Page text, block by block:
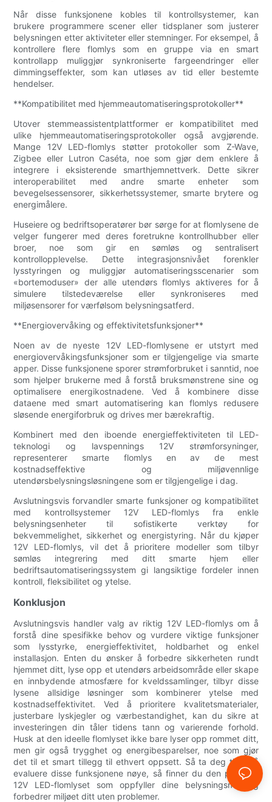
Når disse funksjonene kobles til kontrollsystemer, kan
brukere programmere scener eller tidsplaner som justerer
belysningen etter aktiviteter eller stemninger. For eksempel, å
kontrollere flere flomlys som en gruppe via en smart
kontrollapp muliggjør synkroniserte fargeendringer eller
dimmingseffekter, som kan utløses av tid eller bestemte
hendelser.
**Kompatibilitet med hjemmeautomatiseringsprotokoller**
Utover stemmeassistentplattformer er kompatibilitet med
ulike hjemmeautomatiseringsprotokoller også avgjørende.
Mange 12V LED-flomlys støtter protokoller som Z-Wave,
Zigbee eller Lutron Caséta, noe som gjør dem enklere å
integrere i eksisterende smarthjemnettverk. Dette sikrer
interoperabilitet med andre smarte enheter som
bevegelsessensorer, sikkerhetssystemer, smarte brytere og
energimålere.
Huseiere og bedriftsoperatører bør sørge for at flomlysene de
velger fungerer med deres foretrukne kontrollhubber eller
broer, noe som gir en sømløs og sentralisert
kontrollopplevelse. Dette integrasjonsnivået forenkler
lysstyringen og muliggjør automatiseringsscenarier som
«bortemoduser» der alle utendørs flomlys aktiveres for å
simulere tilstedeværelse eller synkroniseres med
miljøsensorer for værfølsom belysningsatferd.
**Energiovervåking og effektivitetsfunksjoner**
Noen av de nyeste 12V LED-flomlysene er utstyrt med
energiovervåkingsfunksjoner som er tilgjengelige via smarte
apper. Disse funksjonene sporer strømforbruket i sanntid, noe
som hjelper brukerne med å forstå bruksmønstrene sine og
optimalisere energikostnadene. Ved å kombinere disse
dataene med smart automatisering kan flomlys redusere
sløsende energiforbruk og drives mer bærekraftig.
Kombinert med den iboende energieffektiviteten til LED-
teknologi og lavspennings 12V strømforsyninger,
representerer smarte flomlys en av de mest
kostnadseffektive og miljøvennlige
utendørsbelysningsløsningene som er tilgjengelige i dag.
Avslutningsvis forvandler smarte funksjoner og kompatibilitet
med kontrollsystemer 12V LED-flomlys fra enkle
belysningsenheter til sofistikerte verktøy for
bekvemmelighet, sikkerhet og energistyring. Når du kjøper
12V LED-flomlys, vil det å prioritere modeller som tilbyr
sømløs integrering med ditt smarte hjem eller
bedriftsautomatiseringssystem gi langsiktige fordeler innen
kontroll, fleksibilitet og ytelse.
Konklusjon
Avslutningsvis handler valg av riktig 12V LED-flomlys om å
forstå dine spesifikke behov og vurdere viktige funksjoner
som lysstyrke, energieffektivitet, holdbarhet og enkel
installasjon. Enten du ønsker å forbedre sikkerheten rundt
hjemmet ditt, lyse opp et utendørs arbeidsområde eller skape
en innbydende atmosfære for kveldssamlinger, tilbyr disse
lysene allsidige løsninger som kombinerer ytelse med
kostnadseffektivitet. Ved å prioritere kvalitetsmaterialer,
justerbare lyskjegler og værbestandighet, kan du sikre at
investeringen din tåler tidens tann og varierende forhold.
Husk at den ideelle flomlyset ikke bare lyser opp rommet ditt,
men gir også trygghet og energibesparelser, noe som gjør
det til et smart tillegg til ethvert oppsett. Så ta deg tid til å
evaluere disse funksjonene nøye, så finner du den perfekte
12V LED-flomlyset som oppfyller dine belysningsmål og
forbedrer miljøet ditt uten problemer.